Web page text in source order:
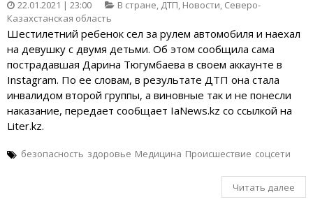
22.01.2021 | 23:00 В стране, ДТП, Новости, Северо-
Казахстанская область
Шестилетний ребенок сел за рулем автомобиля и наехал
на девушку с двумя детьми. Об этом сообщила сама
пострадавшая Дарина Тюгумбаева в своем аккаунте в
Instagram. По ее словам, в результате ДТП она стала
инвалидом второй группы, а виновные так и не понесли
наказание, передает сообщает IaNews.kz со ссылкой на
Liter.kz.
безопасность здоровье Медицина Происшествие соцсети
Читать далее